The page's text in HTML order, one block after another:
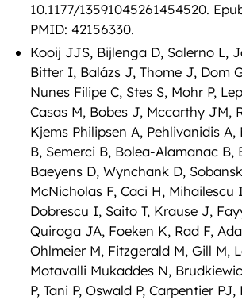
10.1177/13591045261454520.
PMID: 42156330.
Kooij JJS, Bijlenga D, Salerno L,
Bitter I, Balázs J, Thome J, Dom
Nunes Filipe C, Stes S, Mohr P,
Casas M, Bobes J, Mccarthy JM,
Kjems Philipsen A, Pehlivanidis A,
B, Semerci B, Bolea-Alamanac B,
Baeyens D, Wynchank D,
McNicholas F, Caci H, Mihailescu
Dobrescu I, Saito T, Krause J,
Quiroga JA, Foeken K, Rad F,
Ohlmeier M, Fitzgerald M, Gill M,
Motavalli Mukaddes N,
P, Tani P, Oswald P, Carpentier PJ,